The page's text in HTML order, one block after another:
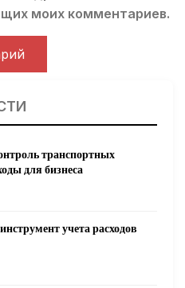
моих комментариев.
транспортных
для бизнеса
учета расходов